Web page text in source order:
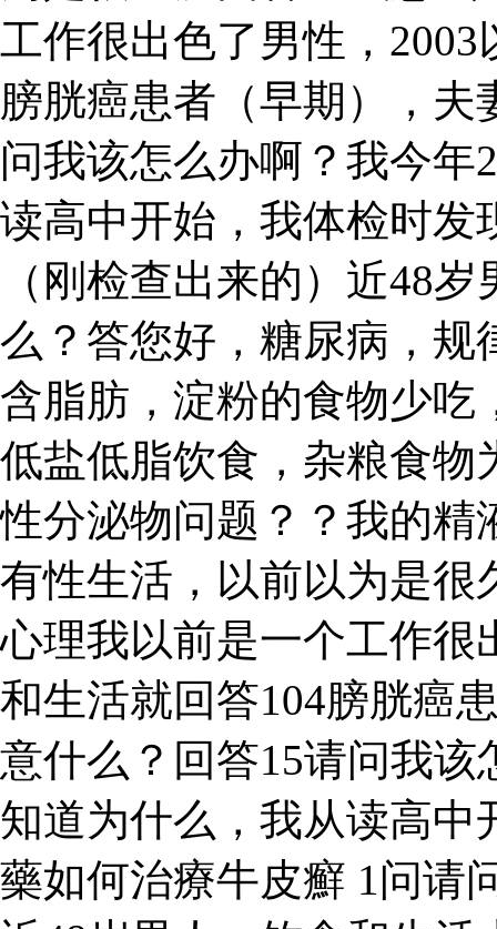
工作很出色了男性，
膀胱癌患者（早期），夫
问我该怎么办啊？我今年
读高中开始，我体检时发
（刚检查出来的）近48
么？答您好，糖尿病，规
含脂肪，淀粉的食物少吃
低盐低脂饮食，杂粮食物
性分泌物问题？？我的精
有性生活，以前以为是很
心理我以前是一个工作很
和生活就回答104膀胱癌
意什么？回答15请问我
知道为什么，我从读高中
藥如何治療牛皮癬 1问请